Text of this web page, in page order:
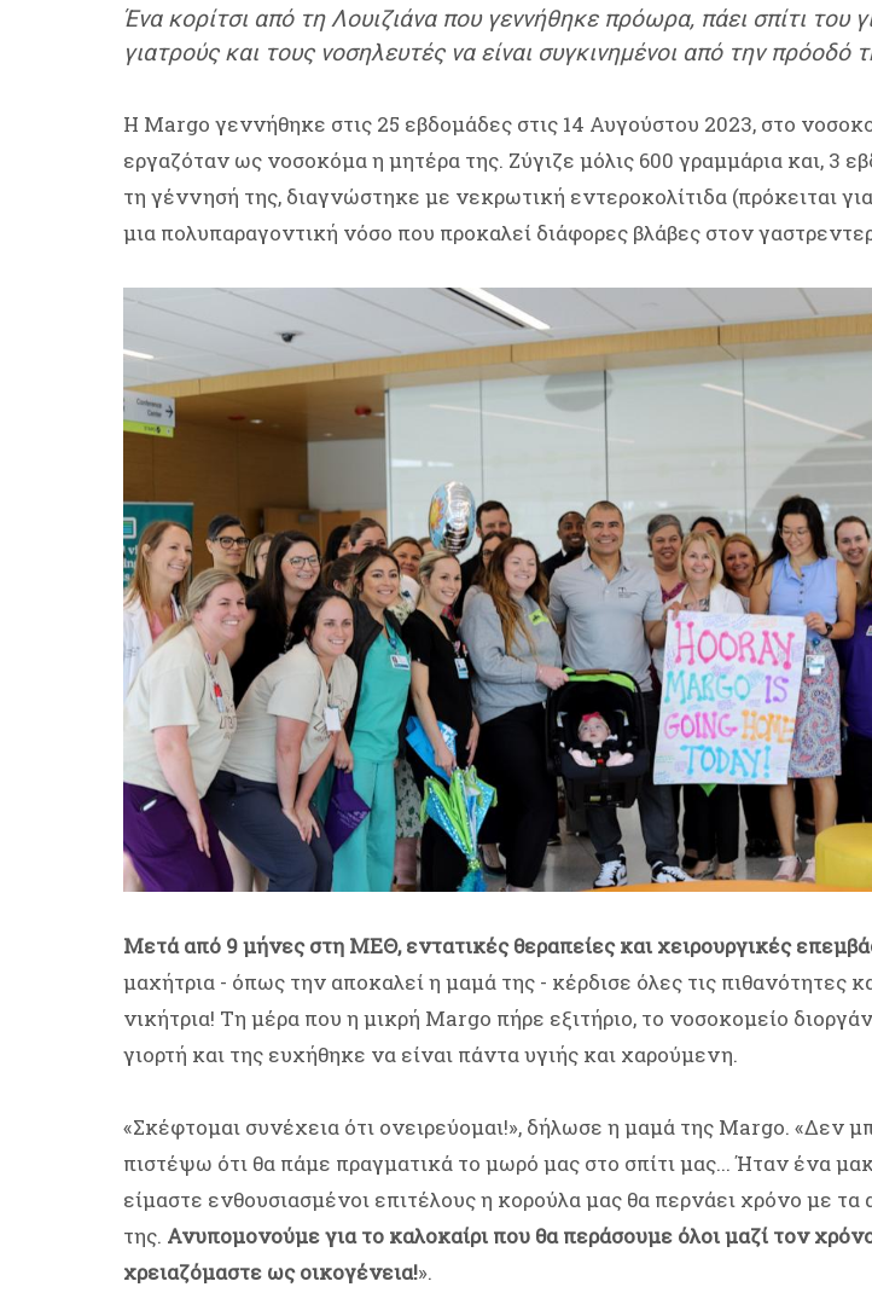
Ένα κορίτσι από τη Λουιζιάνα που γεννήθηκε πρόωρα, πάει σπίτι
γιατρούς και τους νοσηλευτές να είναι συγκινημένοι από την πρόοδό
Η Margo γεννήθηκε στις 25 εβδομάδες στις 14 Αυγούστου 2023, στο
εργαζόταν ως νοσοκόμα η μητέρα της. Ζύγιζε μόλις 600 γραμμάρια και, 3
τη γέννησή της, διαγνώστηκε με νεκρωτική εντεροκολίτιδα (πρόκειται για
μια πολυπαραγοντική νόσο που προκαλεί διάφορες βλάβες στον
Μετά από 9 μήνες στη ΜΕΘ, εντατικές θεραπείες και χειρουργικές
μαχήτρια - όπως την αποκαλεί η μαμά της - κέρδισε όλες τις πιθανότητες
νικήτρια! Τη μέρα που η μικρή Margo πήρε εξιτήριο, το νοσοκομείο
γιορτή και της ευχήθηκε να είναι πάντα υγιής και χαρούμενη.
«Σκέφτομαι συνέχεια ότι ονειρεύομαι!», δήλωσε η μαμά της Margo. «Δεν
πιστέψω ότι θα πάμε πραγματικά το μωρό μας στο σπίτι μας... Ήταν ένα
είμαστε ενθουσιασμένοι επιτέλους η κορούλα μας θα περνάει χρόνο με τα
της. Ανυπομονούμε για το καλοκαίρι που θα περάσουμε όλοι μαζί τον
χρειαζόμαστε ως οικογένεια!».